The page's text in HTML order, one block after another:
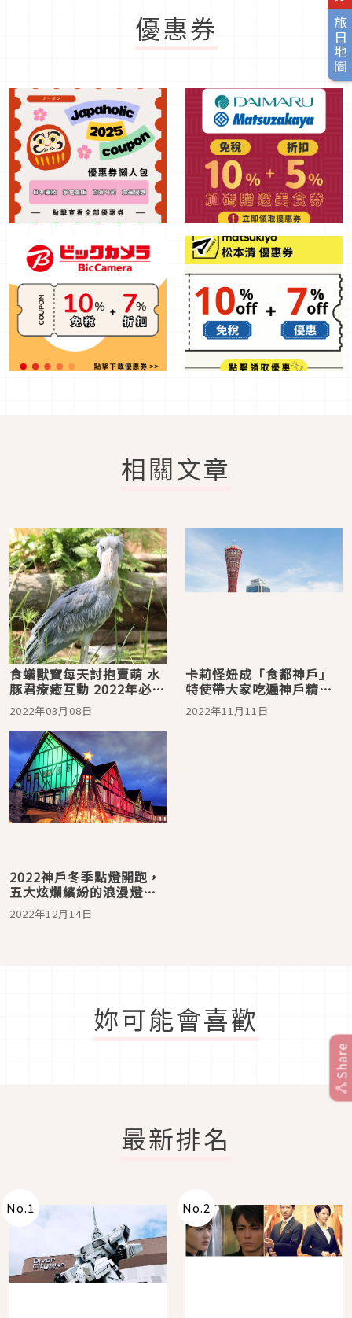
旅日地圖
優惠券
相關文章
食蟻獸寶每天討抱賣萌 水
豚君療癒互動 2022年必看
日本神戶陸水空四大親子
旅遊亮點
2022年03月08日
卡莉怪妞成「食都神戶」
特使帶大家吃遍神戶精選
美食 師妹「FRUITS
ZIPPER」前進台南跨年晚
2022年11月11日
2022神戶冬季點燈開跑，
五大炫爛繽紛的浪漫燈海
搶先看！
2022年12月14日
妳可能會喜歡
最新排名
No.1 No.2
Share